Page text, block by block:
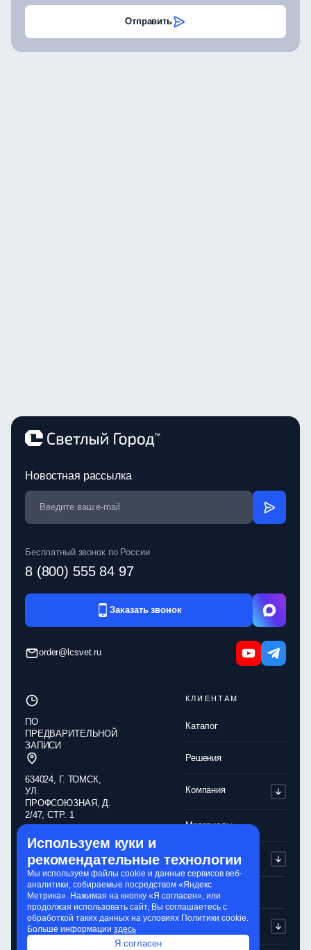
Отправить
Новостная рассылка
Бесплатный звонок по России
8 (800) 555 84 97
Заказать звонок
order@lcsvet.ru
КЛИЕНТАМ
Каталог
Решения
Компания
Материалы
Партнерам
Контакты
ПО
ПРЕДВАРИТЕЛЬНОЙ
ЗАПИСИ
634024, Г. ТОМСК,
УЛ.
ПРОФСОЮЗНАЯ, Д.
2/47, СТР. 1
Обработка
персональных
данных
Политика
конфиденциальности
Обработка cookie-
файлов
Используем куки и
рекомендательные технологии
Мы используем файлы cookie и данные сервисов веб-
аналитики, собираемые посредством «Яндекс
Метрика». Нажимая на кнопку «Я согласен», или
продолжая использовать сайт, Вы соглашаетесь с
обработкой таких данных на условиях Политики cookie.
Больше информации здесь
Я согласен